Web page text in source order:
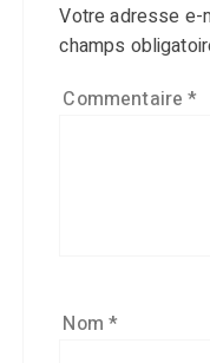
Votre adresse e-
champs
Commentaire*
Nom*